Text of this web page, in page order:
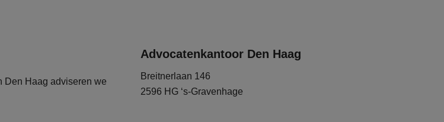
Den Haag adviseren we
Advocatenkantoor Den Haag
Breitnerlaan 146
2596 HG ‘s-Gravenhage